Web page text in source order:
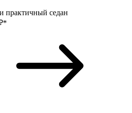
практичный седан